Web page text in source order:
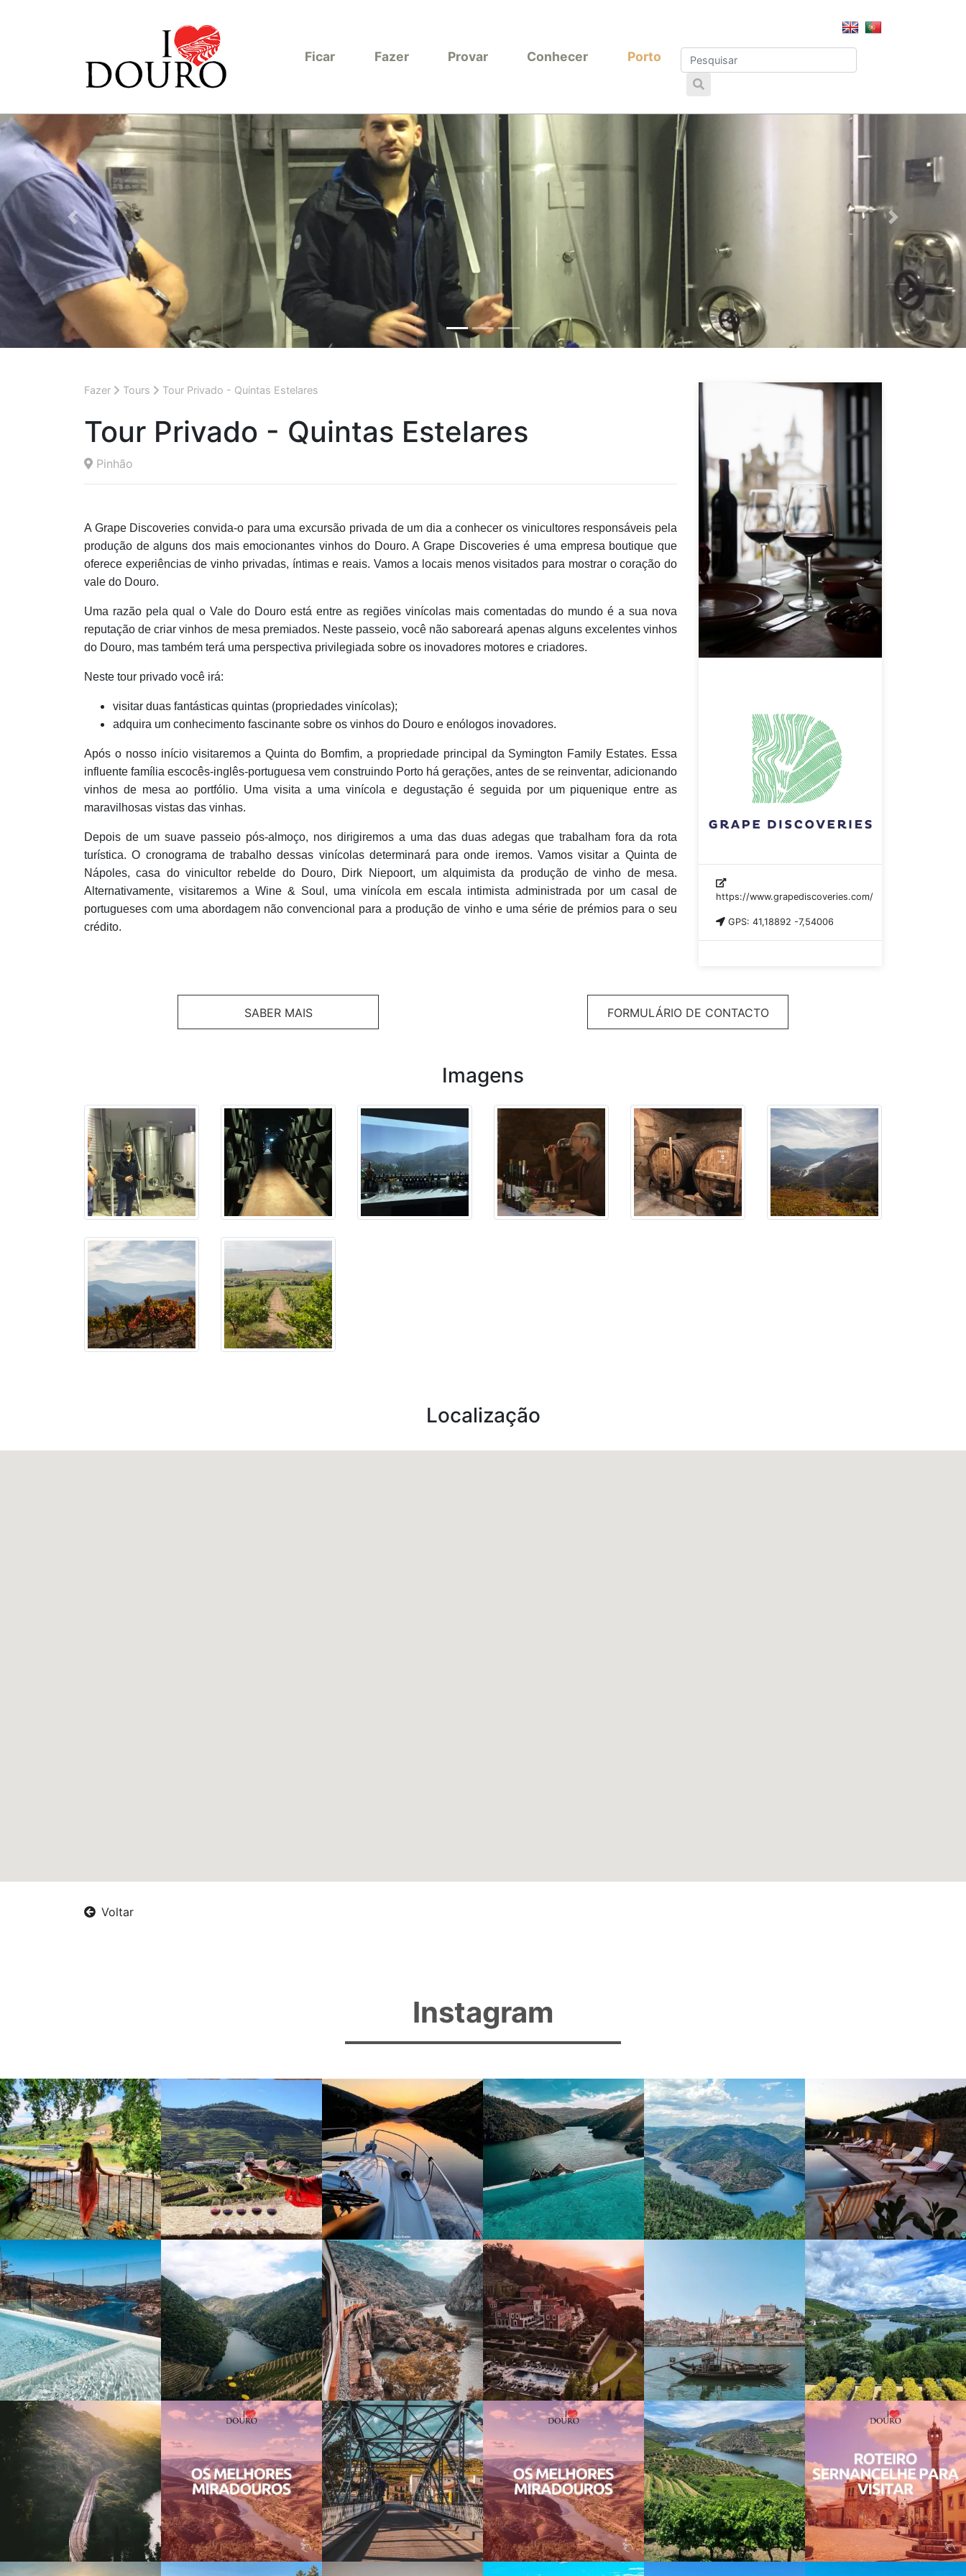
Ficar Fazer Provar Conhecer Porto
Anterior Seguinte
Fazer Tours Tour Privado - Quintas Estelares
Tour Privado - Quintas Estelares
Pinhão
A Grape Discoveries convida-o para uma excursão privada de um dia a conhecer os vinicultores responsáveis pela
produção de alguns dos mais emocionantes vinhos do Douro. A Grape Discoveries é uma empresa boutique que
oferece experiências de vinho privadas, íntimas e reais. Vamos a locais menos visitados para mostrar o coração do
vale do Douro.
Uma razão pela qual o Vale do Douro está entre as regiões vinícolas mais comentadas do mundo é a sua nova
reputação de criar vinhos de mesa premiados. Neste passeio, você não saboreará apenas alguns excelentes vinhos
do Douro, mas também terá uma perspectiva privilegiada sobre os inovadores motores e criadores.
Neste tour privado você irá:
visitar duas fantásticas quintas (propriedades vinícolas);
adquira um conhecimento fascinante sobre os vinhos do Douro e enólogos inovadores.
Após o nosso início visitaremos a Quinta do Bomfim, a propriedade principal da Symington Family Estates. Essa
influente família escocês-inglês-portuguesa vem construindo Porto há gerações, antes de se reinventar, adicionando
vinhos de mesa ao portfólio. Uma visita a uma vinícola e degustação é seguida por um piquenique entre as
maravilhosas vistas das vinhas.
Depois de um suave passeio pós-almoço, nos dirigiremos a uma das duas adegas que trabalham fora da rota
turística. O cronograma de trabalho dessas vinícolas determinará para onde iremos. Vamos visitar a Quinta de
Nápoles, casa do vinicultor rebelde do Douro, Dirk Niepoort, um alquimista da produção de vinho de mesa.
Alternativamente, visitaremos a Wine & Soul, uma vinícola em escala intimista administrada por um casal de
portugueses com uma abordagem não convencional para a produção de vinho e uma série de prémios para o seu
crédito.
https://www.grapediscoveries.com/
GPS: 41,18892 -7,54006
SABER MAIS FORMULÁRIO DE CONTACTO
Imagens
Localização
Voltar
Instagram